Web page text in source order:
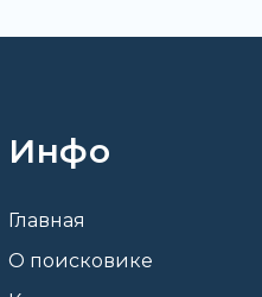
Инфо
Главная
О поисковике